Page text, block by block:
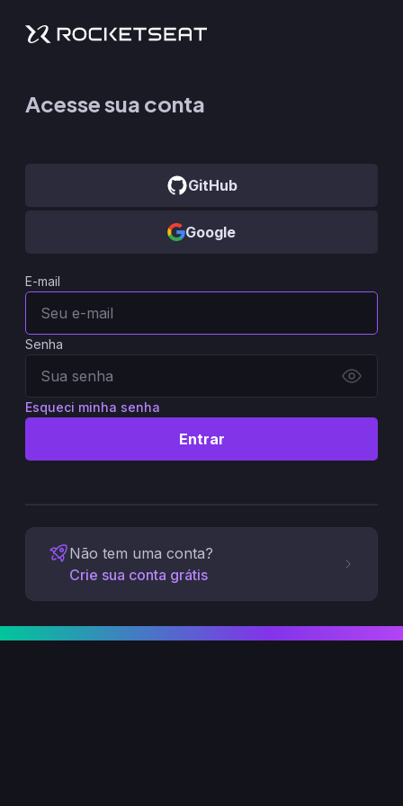
Acesse sua conta
GitHub
Google
E-mail
Senha
Esqueci minha senha
Entrar
Não tem uma conta?
Crie sua conta grátis